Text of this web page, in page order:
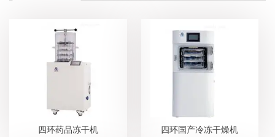
四环药品冻干机 四环国产冷冻干燥机